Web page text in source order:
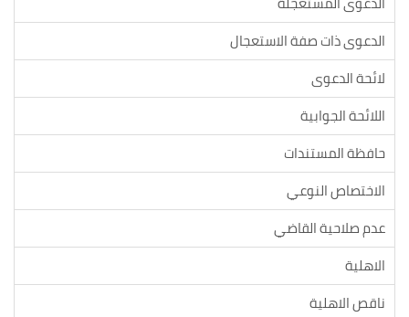
الدعوى ذات صفة الاستعجال
لائحة الدعوى
اللائحة الجوابية
حافظة المستندات
الاختصاص النوعي
عدم صلاحية القاضي
الاهلية
ناقص الاهلية